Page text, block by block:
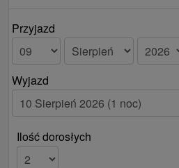
Przyjazd
Wyjazd
Ilość dorosłych